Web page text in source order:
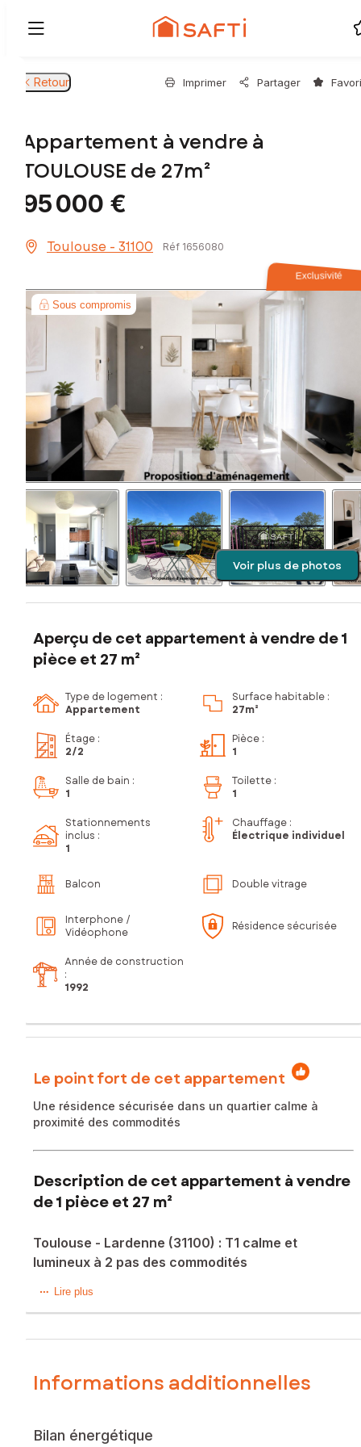
Retour Imprimer Partager
Appartement à vendre à
TOULOUSE de 27m²
95 000 €
Toulouse - 31100 Réf 1656080
Exclusivité
Sous compromis
Voir plus de photos
Aperçu de cet appartement à vendre de 1
pièce et 27 m²
Type de logement :
Appartement
Surface habitable :
27m²
Étage :
2/2
Pièce :
1
Salle de bain :
1
Toilette :
1
Stationnements
inclus :
1
Chauffage :
Électrique individuel
Balcon Double vitrage
Interphone /
Vidéophone
Résidence sécurisée
Année de construction
:
1992
Le point fort de cet appartement
Une résidence sécurisée dans un quartier calme à
proximité des commodités
Description de cet appartement à vendre
de 1 pièce et 27 m²
Toulouse - Lardenne (31100) : T1 calme et
lumineux à 2 pas des commodités
OFFRE ACCEPTEE
Toulouse (31100), cet appartement T1 bénéficie d'une
les commodités. La résidence sécurisée et bien entretenue
offre un cadre serein, tandis que la desserte en transports
promet une luminosité agréable tout au long de la journée.
Lire plus
Informations additionnelles
Bilan énergétique